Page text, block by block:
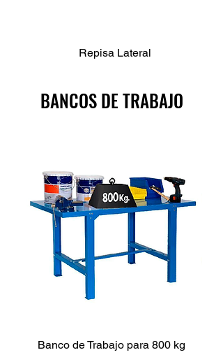
Repisa Lateral
BANCOS DE TRABAJO
Banco de Trabajo para 800 kg